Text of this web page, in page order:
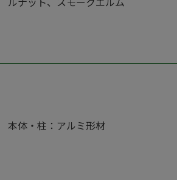
本体・柱：アルミ形材